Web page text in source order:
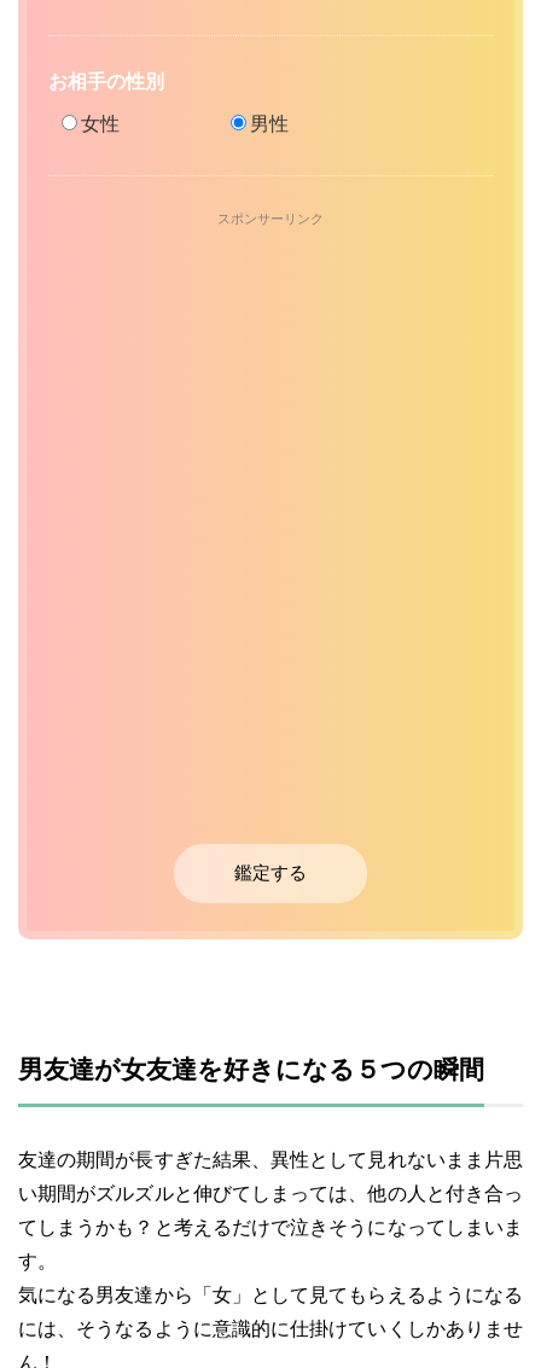
お相手の性別
女性 男性
スポンサーリンク
鑑定する
男友達が女友達を好きになる５つの瞬間
友達の期間が長すぎた結果、異性として見れないまま片思
い期間がズルズルと伸びてしまっては、他の人と付き合っ
てしまうかも？と考えるだけで泣きそうになってしまいま
す。
気になる男友達から「女」として見てもらえるようになる
には、そうなるように意識的に仕掛けていくしかありませ
ん！